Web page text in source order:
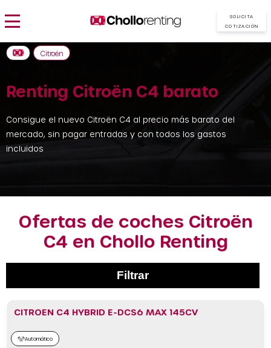
SOLICITA
COTIZACIÓN
Renting Citroën C4 barato
Consigue el nuevo Citroën C4 al precio más barato del
mercado, sin pagar entradas y con todos los gastos
incluidos
Citroën
Ofertas de coches Citroën
C4 en Chollo Renting
Filtrar
CITROEN C4 HYBRID E-DCS6 MAX 145CV
Automático